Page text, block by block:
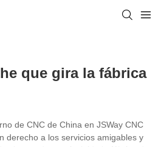
que gira la fábrica
de CNC de China en JSWay CNC
derecho a los servicios amigables y